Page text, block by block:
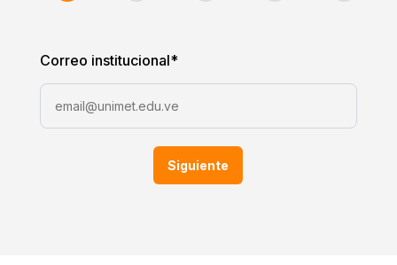
Correo institucional*
Siguiente